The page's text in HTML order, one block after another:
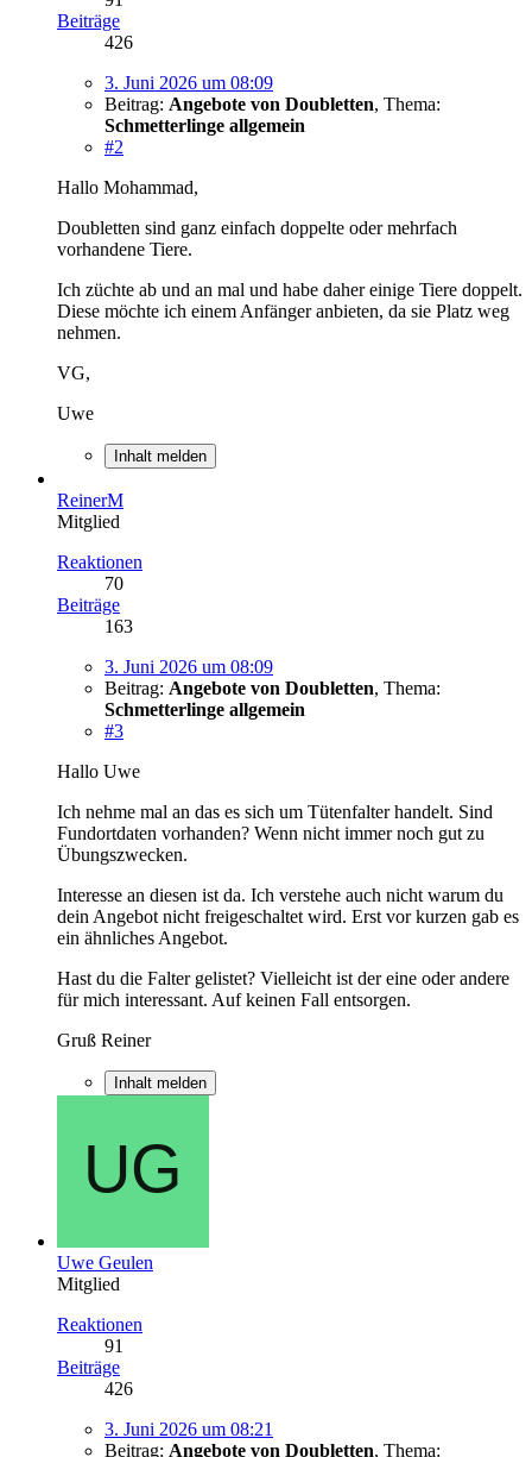
Beiträge
426
3. Juni 2026 um 08:09
Beitrag: Angebote von Doubletten, Thema:
Schmetterlinge allgemein
#2
Hallo Mohammad,
Doubletten sind ganz einfach doppelte oder mehrfach
vorhandene Tiere.
Ich züchte ab und an mal und habe daher einige Tiere doppelt.
Diese möchte ich einem Anfänger anbieten, da sie Platz weg
nehmen.
VG,
Uwe
Inhalt melden
ReinerM
Mitglied
Reaktionen
70
Beiträge
163
3. Juni 2026 um 08:09
Beitrag: Angebote von Doubletten, Thema:
Schmetterlinge allgemein
#3
Hallo Uwe
Ich nehme mal an das es sich um Tütenfalter handelt. Sind
Fundortdaten vorhanden? Wenn nicht immer noch gut zu
Übungszwecken.
Interesse an diesen ist da. Ich verstehe auch nicht warum du
dein Angebot nicht freigeschaltet wird. Erst vor kurzen gab es
ein ähnliches Angebot.
Hast du die Falter gelistet? Vielleicht ist der eine oder andere
für mich interessant. Auf keinen Fall entsorgen.
Gruß Reiner
Inhalt melden
Uwe Geulen
Mitglied
Reaktionen
91
Beiträge
426
3. Juni 2026 um 08:21
Beitrag: Angebote von Doubletten, Thema: